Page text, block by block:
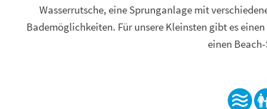
Wasserrutsche, eine Sprunganlage mit
Bademöglichkeiten. Für unsere Kleinsten gibt es
einen